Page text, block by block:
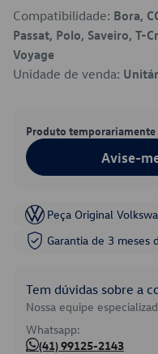
Compatibilidade: Bora,
Passat, Polo, Saveiro, T-
Voyage
Unidade de venda:
Produto temporariamente
Avise-
Peça Original
Garantia de 3 meses
Tem dúvidas sobre a
Nossa equipe
Whatsapp:
(41) 99125-2143